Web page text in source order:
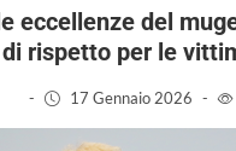
eccellenze del
rispetto per le
- 17 Gennaio 2026 -